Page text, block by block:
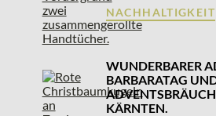
NACHHALTIGKEIT
WUNDERBARER
BARBARATAG
KÄRNTEN.